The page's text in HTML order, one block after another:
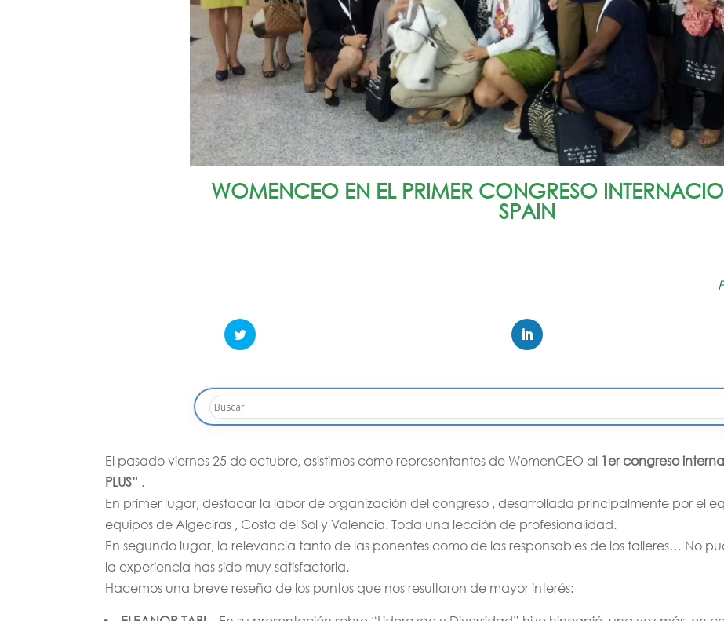
WOMENCEO EN EL PRIMER CONGRESO
SPAIN
El pasado viernes 25 de octubre, asistimos como representantes de WomenCEO al 1er congreso
PLUS” .
En primer lugar, destacar la labor de organización del congreso , desarrollada principalmente por el
equipos de Algeciras , Costa del Sol y Valencia. Toda una lección de profesionalidad.
En segundo lugar, la relevancia tanto de las ponentes como de las responsables de los talleres… No
la experiencia has sido muy satisfactoria.
Hacemos una breve reseña de los puntos que nos resultaron de mayor interés: